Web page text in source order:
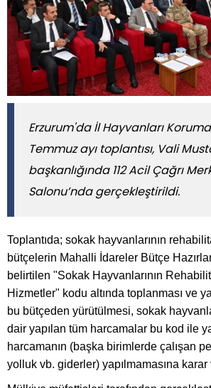
Erzurum'da İl Hayvanları
Temmuz ayı toplantısı, Vali
başkanlığında 112 Acil Çağrı
Salonu’nda gerçekleştirildi.
Toplantıda; sokak hayvanlarının
bütçelerin Mahalli İdareler Bütçe
belirtilen "Sokak Hayvanlarının
Hizmetler" kodu altında toplanması ve
bu bütçeden yürütülmesi, sokak
dair yapılan tüm harcamalar bu kod ile
harcamanın (başka birimlerde çalışan
yolluk vb. giderler) yapılmamasına karar